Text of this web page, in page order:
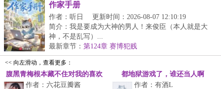
作家手册
作者：听日
更新时间：2026-08-07 12:10:19
简介：我是要成为大神的男人！来俊臣（本人就是大
神，不是乱写）...
最新章节： 第124章 赛博犯贱
<< 向左滑动，查看更多：
腹黑青梅根本藏不住对我的喜欢
作者：六花豆瓣酱
都地狱游戏了，谁还当人啊
作者：有酒L